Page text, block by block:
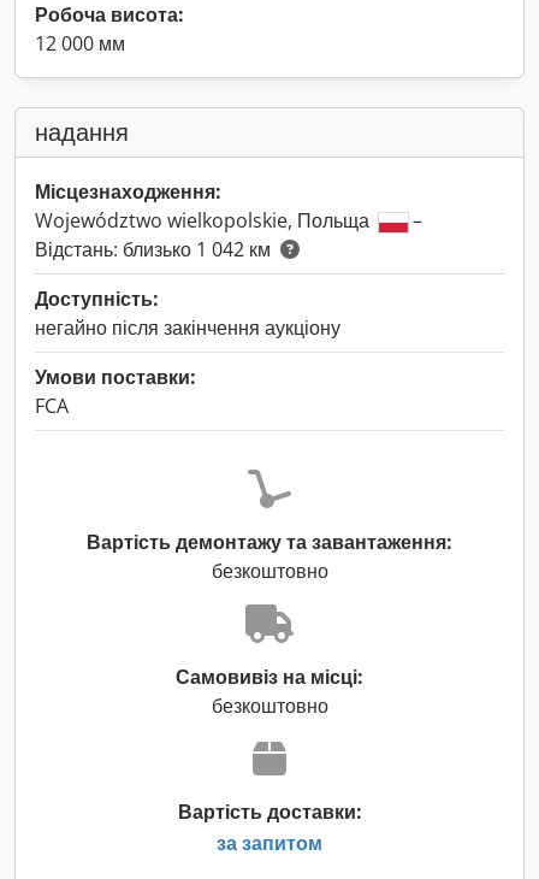
Робоча висота:
12 000 мм
надання
Місцезнаходження:
Województwo wielkopolskie, Польща
–
Відстань: близько 1 042 км
Доступність:
негайно після закінчення аукціону
Умови поставки:
FCA
Вартість демонтажу та завантаження:
безкоштовно
Самовивіз на місці:
безкоштовно
Вартість доставки:
за запитом